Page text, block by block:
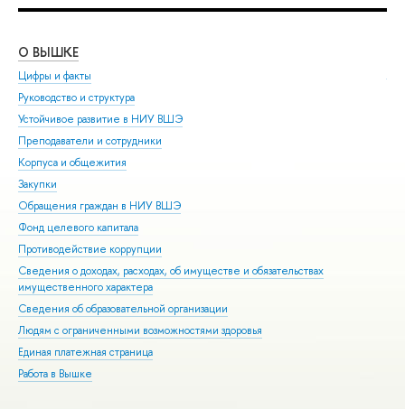
О ВЫШКЕ
Цифры и факты
Руководство и структура
Устойчивое развитие в НИУ ВШЭ
Преподаватели и сотрудники
Корпуса и общежития
Закупки
Обращения граждан в НИУ ВШЭ
Фонд целевого капитала
Противодействие коррупции
Сведения о доходах, расходах, об имуществе и обязательствах
имущественного характера
Сведения об образовательной организации
Людям с ограниченными возможностями здоровья
Единая платежная страница
Работа в Вышке